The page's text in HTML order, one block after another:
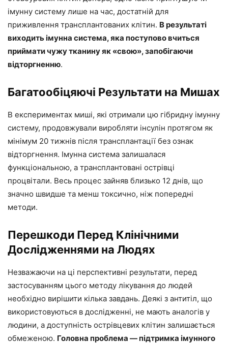
імунну систему лише на час, достатній для
приживлення трансплантованих клітин. В результаті
виходить імунна система, яка поступово вчиться
приймати чужу тканину як «свою», запобігаючи
відторгненню.
Багатообіцяючі Результати на Мишах
В експериментах миші, які отримали цю гібридну імунну
систему, продовжували виробляти інсулін протягом як
мінімум 20 тижнів після трансплантації без ознак
відторгнення. Імунна система залишалася
функціональною, а трансплантовані острівці
процвітали. Весь процес зайняв близько 12 днів, що
значно швидше та менш токсично, ніж попередні
методи.
Перешкоди Перед Клінічними
Дослідженнями на Людях
Незважаючи на ці перспективні результати, перед
застосуванням цього методу лікування до людей
необхідно вирішити кілька завдань. Деякі з антитіл, що
використовуються в дослідженні, не мають аналогів у
людини, а доступність острівцевих клітин залишається
обмеженою. Головна проблема — підтримка імунного